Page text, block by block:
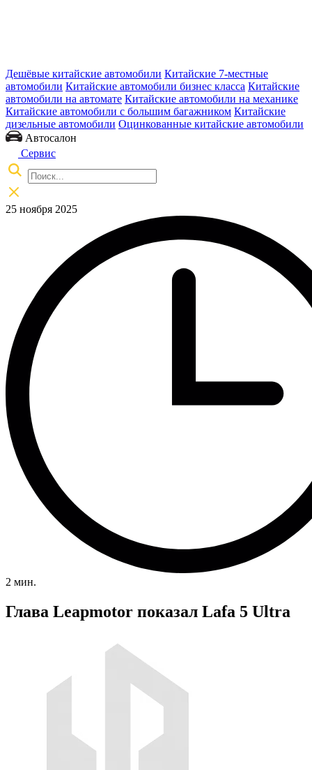
Дешёвые китайские автомобили Китайские 7-местные
автомобили Китайские автомобили бизнес класса Китайские
автомобили на автомате Китайские автомобили на механике
Китайские автомобили с большим багажником Китайские
дизельные автомобили Оцинкованные китайские автомобили
Автосалон
Сервис
25 ноября 2025
2 мин.
Глава Leapmotor показал Lafa 5 Ultra